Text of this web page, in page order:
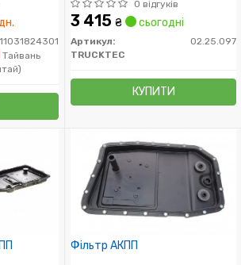
11031824301
Тайвань
0 відгуків
3 415 ₴ сьогодні
Артикул:
02.25.097
TRUCKTEC
КУПИТИ
Фільтр АКПП